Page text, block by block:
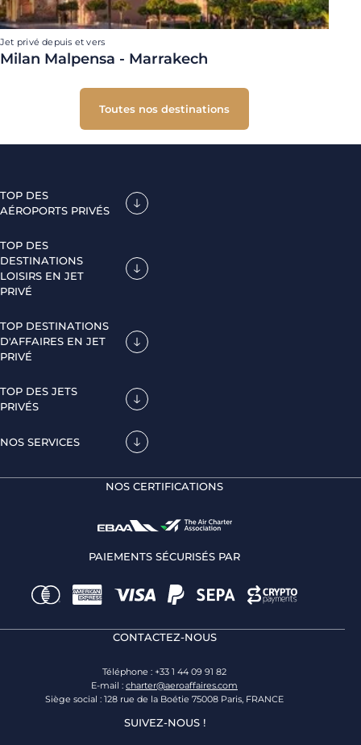
Jet privé depuis et vers
Milan Malpensa - Marrakech
Toutes nos destinations
TOP DES
AÉROPORTS PRIVÉS
TOP DES
DESTINATIONS
LOISIRS EN JET
PRIVÉ
TOP DESTINATIONS
D'AFFAIRES EN JET
PRIVÉ
TOP DES JETS
PRIVÉS
NOS SERVICES
NOS CERTIFICATIONS
PAIEMENTS SÉCURISÉS PAR
CONTACTEZ-NOUS
Téléphone : +33 1 44 09 91 82
E-mail : charter@aeroaffaires.com
Siège social : 128 rue de la Boétie 75008 Paris, FRANCE
SUIVEZ-NOUS !